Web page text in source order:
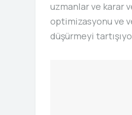
uzmanlar ve karar
optimizasyonu ve
düşürmeyi